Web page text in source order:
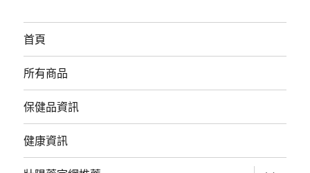
首頁
所有商品
保健品資訊
健康資訊